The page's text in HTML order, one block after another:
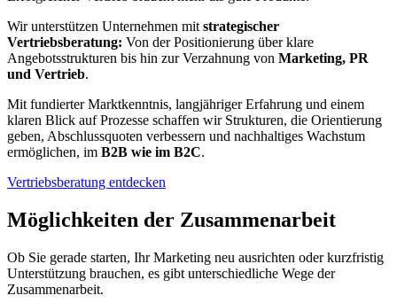
Wir unterstützen Unternehmen mit strategischer
Vertriebsberatung: Von der Positionierung über klare
Angebotsstrukturen bis hin zur Verzahnung von Marketing, PR
und Vertrieb.
Mit fundierter Marktkenntnis, langjähriger Erfahrung und einem
klaren Blick auf Prozesse schaffen wir Strukturen, die Orientierung
geben, Abschlussquoten verbessern und nachhaltiges Wachstum
ermöglichen, im B2B wie im B2C.
Vertriebsberatung entdecken
Möglichkeiten der Zusammenarbeit
Ob Sie gerade starten, Ihr Marketing neu ausrichten oder kurzfristig
Unterstützung brauchen, es gibt unterschiedliche Wege der
Zusammenarbeit.